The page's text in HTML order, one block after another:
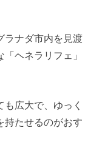
ラナダ市内を見渡
ヘネラリフェ」
広大で、ゆっく
持たせるのがおす